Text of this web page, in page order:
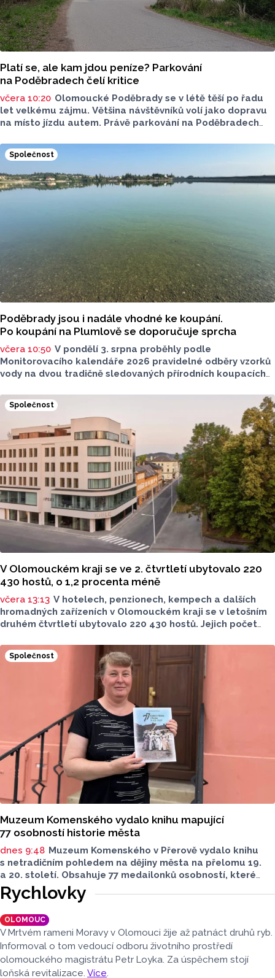
Platí se, ale kam jdou peníze? Parkování
na Poděbradech čelí kritice
včera 10:20 Olomoucké Poděbrady se v létě těší po řadu
let velkému zájmu. Většina návštěvníků volí jako dopravu
na místo jízdu autem. Právě parkování na Poděbradech
Na konci června vznikla na Facebooku stránka s názvem
Poděbrady bez závor a nelegálního parkovného, která
upozorňuje na nevyhovujcí situaci s parkováním
u oblíbeného olomouckého letoviska. Za iniciativou stojí
zastupitel města Olomouce, na jeho přání nebudeme
Společnost
Poděbrady jsou i nadále vhodné ke koupání.
Po koupání na Plumlově se doporučuje sprcha
včera 10:50 V pondělí 3. srpna proběhly podle
Monitorovacího kalendáře 2026 pravidelné odběry vzorků
vody na dvou tradičně sledovaných přírodních koupacích
(VN Plumlov) a v Koupací oblasti Poděbrady (KO
Poděbrady). Monitoring byl proveden Krajskou
hygienickou stanicí Olomouckého kraje (KHS)
ve spolupráci se Zdravotním ústavem se sídlem v Ostravě,
Centrem hygienických laboratoří v Olomouci.
Společnost
V Olomouckém kraji se ve 2. čtvrtletí ubytovalo 220
430 hostů, o 1,2 procenta méně
včera 13:13 V hotelech, penzionech, kempech a dalších
hromadných zařízeních v Olomouckém kraji se v letošním
druhém čtvrtletí ubytovalo 220 430 hostů. Jejich počet
přibylo ubytovaných cizinců, kterých bylo 45 548,
meziročně o 9,1 procenta více. Naopak domácích hostů
v regionu ubylo, kraj v tomto období navštívilo 174 882
turistů, což bylo meziročně o 3,6 procenta méně. Celkový
počet přenocování v kraji klesl o 4,7 procenta. Údaje
dnes zveřejnil Český statistický úřad (ČSÚ).
Společnost
Muzeum Komenského vydalo knihu mapující
77 osobností historie města
dnes 9:48 Muzeum Komenského v Přerově vydalo knihu
s netradičním pohledem na dějiny města na přelomu 19.
a 20. století. Obsahuje 77 medailonků osobností, které
se na jeho rozvoji významně podílely. Jejich životní příběhy
jsou doplněny dobovými snímky. Podle autorky publikace
Šárky Krákorové Pajůrkové tomu předcházelo 13 let
pátrání po jejich osudech. Kniha vychází u příležitosti
letošního 770. výročí povýšení Přerova na královské město,
sdělila ČTK mluvčí radnice Lenka Chalupová.
Rychlovky
OLOMOUC
V Mrtvém rameni Moravy v Olomouci žije až patnáct druhů ryb.
Informoval o tom vedoucí odboru životního prostředí
olomouckého magistrátu Petr Loyka. Za úspěchem stojí
loňská revitalizace. Více.